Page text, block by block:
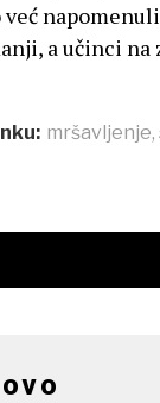
već
a učinci
mršavljenje,